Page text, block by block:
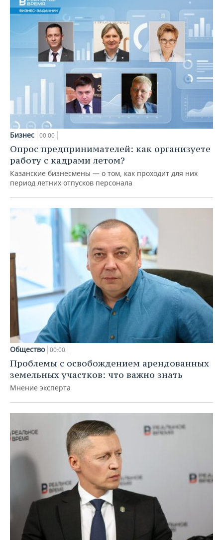
Бизнес 00:00
Опрос предпринимателей: как организуете
работу с кадрами летом?
Казанские бизнесмены — о том, как проходит для них
период летних отпусков персонала
Общество 00:00
Проблемы с освобождением арендованных
земельных участков: что важно знать
Мнение эксперта